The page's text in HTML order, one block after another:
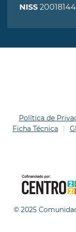
NISS
Política de
Ficha Técnica
© 2025